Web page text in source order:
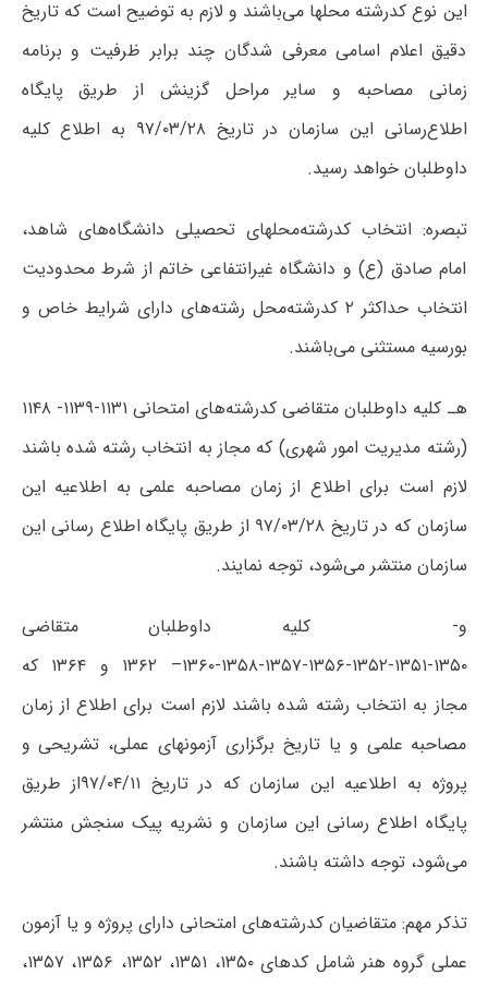
این نوع کدرشته محلها می‌باشند و لازم به توضیح است که تاریخ
دقیق اعلام اسامی معرفی شدگان چند برابر ظرفیت و برنامه
زمانی مصاحبه و سایر مراحل گزینش از طریق پایگاه
اطلاع‌رسانی این سازمان در تاریخ‌ ۹۷/۰۳/۲۸ به اطلاع کلیه
داوطلبان خواهد رسید.
تبصره: انتخاب کدرشته‌محلهای تحصیلی دانشگاه‌های شاهد،
امام صادق (ع) و دانشگاه غیرانتفاعی خاتم از شرط محدودیت
انتخاب حداکثر ۲ کدرشته‌محل رشته‌های دارای شرایط خاص و
بورسیه مستثنی می‌باشند.
هـ کلیه داوطلبان متقاضی کدرشته‌های امتحانی ۱۱۳۱-۱۱۳۹- ۱۱۴۸
(رشته مدیریت امور شهری) که مجاز به انتخاب رشته شده باشند
لازم است برای اطلاع از زمان مصاحبه علمی به اطلاعیه‌ این
سازمان که در تاریخ ۹۷/۰۳/۲۸ از طریق پایگاه اطلاع رسانی این
سازمان منتشر می‌شود، توجه نمایند.
و- کلیه داوطلبان متقاضی
۱۳۵۰-۱۳۵۱-۱۳۵۲-۱۳۵۶-۱۳۵۷-۱۳۵۸-۱۳۶۰– ۱۳۶۲ و ۱۳۶۴ که
مجاز به انتخاب رشته شده باشند لازم است برای اطلاع از زمان
مصاحبه علمی و یا تاریخ برگزاری آزمونهای عملی، تشریحی و
پروژه به اطلاعیه‌ این سازمان که در تاریخ ۹۷/۰۴/۱۱از طریق
پایگاه اطلاع رسانی این سازمان و نشریه پیک سنجش منتشر
می‌شود، توجه داشته باشند.
تذکر مهم: متقاضیان کدرشته‌های امتحانی دارای پروژه و یا آزمون
عملی گروه هنر شامل کدهای ۱۳۵۰، ۱۳۵۱، ۱۳۵۲، ۱۳۵۶، ۱۳۵۷،